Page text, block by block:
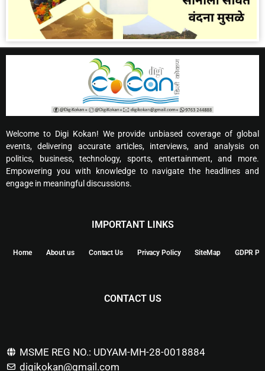
Welcome to Digi Kokan! We provide unbiased coverage of global
events, delivering accurate articles, interviews, and analysis on
politics, business, technology, sports, entertainment, and more.
Empowering you with knowledge to navigate the headlines and
engage in meaningful discussions.
IMPORTANT LINKS
Home About us Contact Us Privacy Policy SiteMap GDPR
CONTACT US
MSME REG NO.: UDYAM-MH-28-0018884
digikokan@gmail.com